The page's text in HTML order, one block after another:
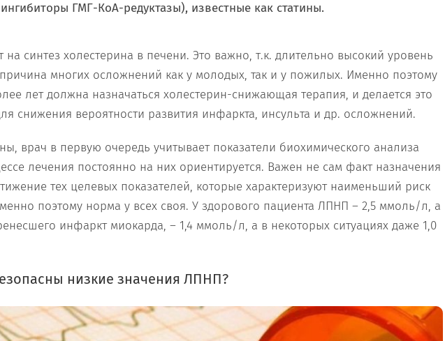
ГМГ-КоА-редуктазы), известные как статины.
на синтез холестерина в печени. Это важно, т.к. длительно высокий уровень
многих осложнений как у молодых, так и у пожилых. Именно поэтому
лет должна назначаться холестерин-снижающая терапия, и делается это
снижения вероятности развития инфаркта, инсульта и др. осложнений.
врач в первую очередь учитывает показатели биохимического анализа
лечения постоянно на них ориентируется. Важен не сам факт назначения
тех целевых показателей, которые характеризуют наименьший риск
поэтому норма у всех своя. У здорового пациента ЛПНП – 2,5 ммоль/л, а
инфаркт миокарда, – 1,4 ммоль/л, а в некоторых ситуациях даже 1,0
низкие значения ЛПНП?